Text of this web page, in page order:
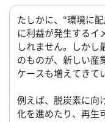
たしかに、“環境に
に利益が発生するイ
しれません。しかし
のものが、新しい産
ケースも増えてきて
例えば、脱炭素に向
化を進めたり、再生